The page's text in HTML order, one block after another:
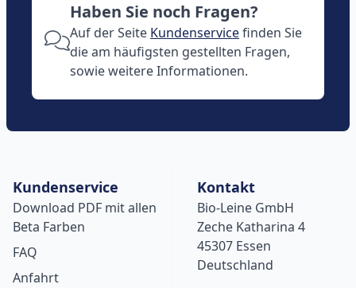
Haben Sie noch Fragen?
Auf der Seite Kundenservicefinden Sie
die am häufigsten gestellten Fragen,
sowie weitere Informationen.
Kundenservice
Download PDF mit allen
Beta Farben
FAQ
Anfahrt
Kontakt
Bio-Leine GmbH
Zeche Katharina 4
45307 Essen
Deutschland